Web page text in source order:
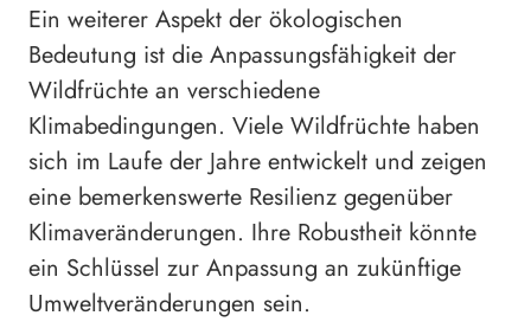
Ein weiterer Aspekt der ökologischen
Bedeutung ist die Anpassungsfähigkeit der
Wildfrüchte an verschiedene
Klimabedingungen. Viele Wildfrüchte haben
sich im Laufe der Jahre entwickelt und zeigen
eine bemerkenswerte Resilienz gegenüber
Klimaveränderungen. Ihre Robustheit könnte
ein Schlüssel zur Anpassung an zukünftige
Umweltveränderungen sein.